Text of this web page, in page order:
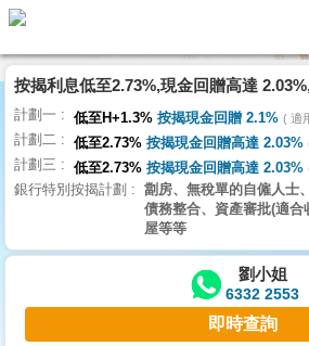
代
理
主
頁
搵
樓/
交
業
主
按揭利息低至2.73%,現金回贈高達
計劃一 低至H+1.3% 按揭現金回贈 2.1% 適
計劃二 低至2.73% 按揭現金回贈高達 2.03%
計劃三 低至2.73% 按揭現金回贈高達 2.03%
銀行特別按揭計劃
劏房、無稅單的自僱人士、
債務整合、資產審批(適
屋等等
劉小姐
6332 2553
即時查詢